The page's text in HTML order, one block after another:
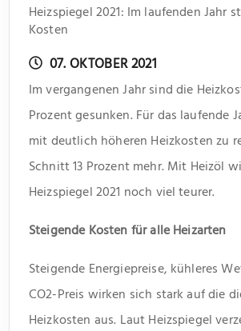
Heizspiegel 2021: Im laufenden Jahr
Kosten
07. OKTOBER 2021
Im vergangenen Jahr sind die
Prozent gesunken. Für das laufende
mit deutlich höheren Heizkosten zu
Schnitt 13 Prozent mehr. Mit Heizöl
Heizspiegel 2021 noch viel teurer.
Steigende Kosten für alle Heizarten
Steigende Energiepreise, kühleres
CO2-Preis wirken sich stark auf die
Heizkosten aus. Laut Heizspiegel